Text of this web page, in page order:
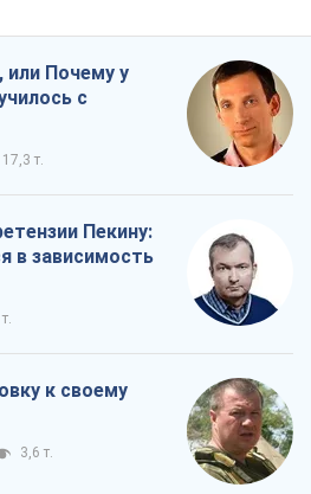
или Почему у
с
17,3 т.
Пекину:
в зависимость
к своему
3,6 т.